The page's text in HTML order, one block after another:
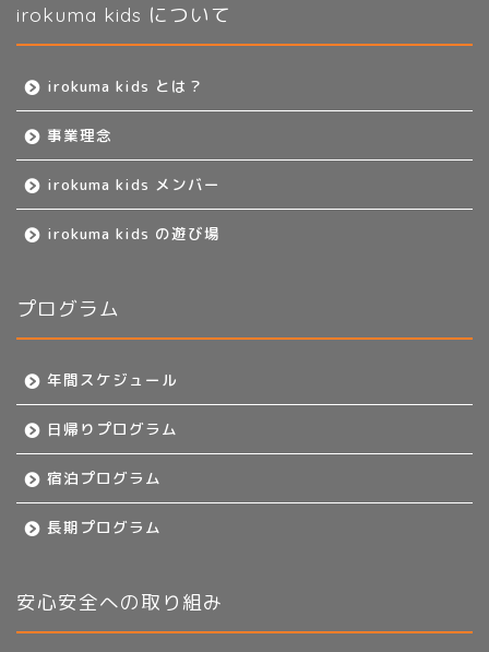
irokuma kids について
irokuma kids とは？
事業理念
irokuma kids メンバー
irokuma kids の遊び場
プログラム
年間スケジュール
日帰りプログラム
宿泊プログラム
長期プログラム
安心安全への取り組み